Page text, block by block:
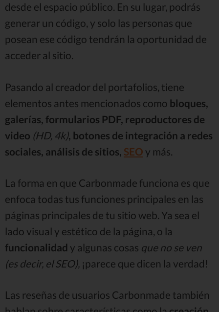
desde el espacio público. En su lugar, podrás
generar un código, y solo las personas que
posean ese código tendrán la oportunidad de
acceder al sitio.
Pasando al creador del portafolios, tiene
elementos antes mencionados como bloques,
galerías, formularios PDF, reproductores de
video (HD, 4k), botones de integración a redes
sociales, análisis de sitios, SEO y más.
La forma en que Carbonmade funciona es que
enfoca todas tus funciones principales en las
páginas principales de tu sitio web. Ya sea el
lado visual y estético de la página, o la
funcionalidad y algunas cosas que no se ven
(es decir, el SEO), ¡parece que dicen la verdad!
Las reseñas de usuarios Carbonmade también